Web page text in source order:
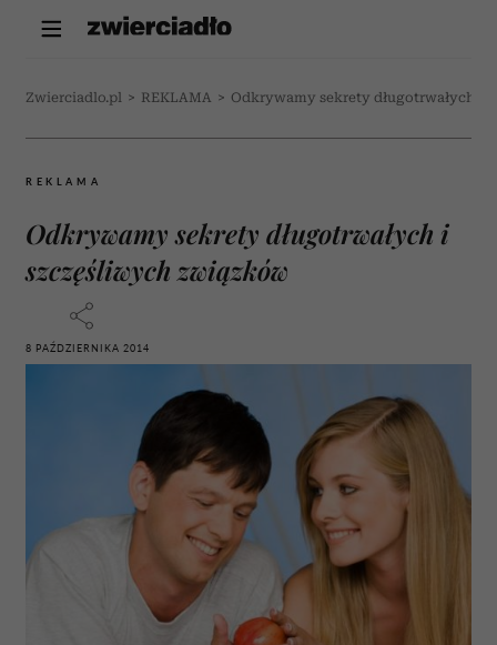
Zwierciadlo.pl > REKLAMA > Odkrywamy sekrety długotrwałych i
REKLAMA
Odkrywamy sekrety długotrwałych i
szczęśliwych związków
8 PAŹDZIERNIKA 2014